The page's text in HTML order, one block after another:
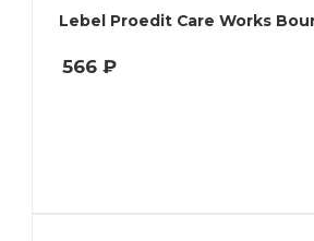
566 ₽